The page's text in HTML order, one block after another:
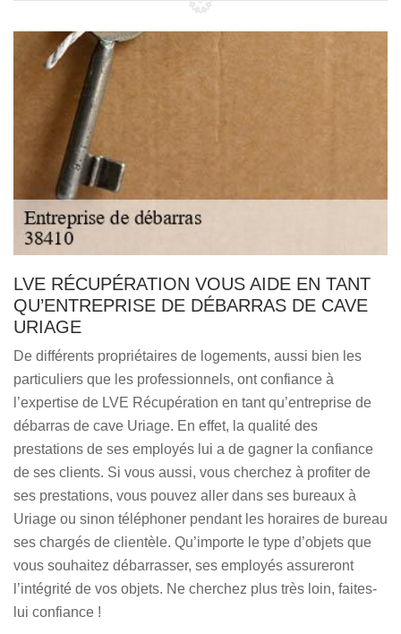
LVE RÉCUPÉRATION VOUS AIDE EN TANT
QU’ENTREPRISE DE DÉBARRAS DE CAVE
URIAGE
De différents propriétaires de logements, aussi bien les
particuliers que les professionnels, ont confiance à
l’expertise de LVE Récupération en tant qu’entreprise de
débarras de cave Uriage. En effet, la qualité des
prestations de ses employés lui a de gagner la confiance
de ses clients. Si vous aussi, vous cherchez à profiter de
ses prestations, vous pouvez aller dans ses bureaux à
Uriage ou sinon téléphoner pendant les horaires de bureau
ses chargés de clientèle. Qu’importe le type d’objets que
vous souhaitez débarrasser, ses employés assureront
l’intégrité de vos objets. Ne cherchez plus très loin, faites-
lui confiance !